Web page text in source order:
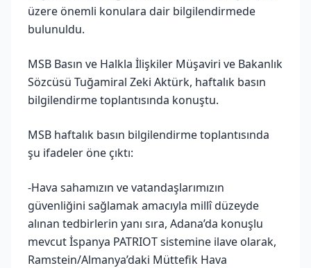
üzere önemli konulara dair bilgilendirmede
bulunuldu.
MSB Basın ve Halkla İlişkiler Müşaviri ve Bakanlık
Sözcüsü Tuğamiral Zeki Aktürk, haftalık basın
bilgilendirme toplantısında konuştu.
MSB haftalık basın bilgilendirme toplantısında
şu ifadeler öne çıktı:
-Hava sahamızın ve vatandaşlarımızın
güvenliğini sağlamak amacıyla millî düzeyde
alınan tedbirlerin yanı sıra, Adana’da konuşlu
mevcut İspanya PATRIOT sistemine ilave olarak,
Ramstein/Almanya’daki Müttefik Hava